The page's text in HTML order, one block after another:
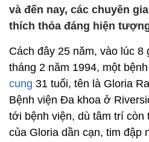
và đến nay, các chuyên
thích thỏa đáng hiện
Cách đây 25 năm, vào lúc
tháng 2 năm 1994, một
cung 31 tuổi, tên là Gloria
Bệnh viện Đa khoa ở
tới bệnh viện, dù tâm trí
của Gloria dần cạn, tim đập